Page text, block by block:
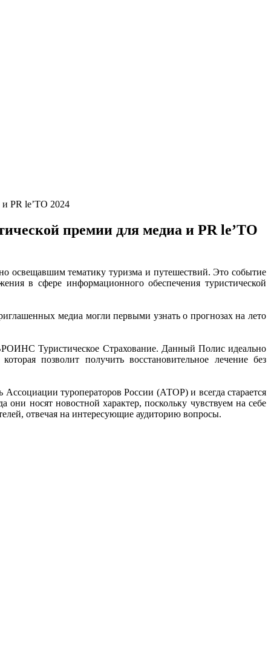
PR le’TO 2024
премии для медиа и PR le’TO
тематику туризма и путешествий. Это событие
в сфере информационного обеспечения туристической
медиа могли первыми узнать о прогнозах на лето
Туристическое Страхование. Данный Полис идеально
позволит получить восстановительное лечение без
туроператоров России (АТОР) и всегда старается
носят новостной характер, поскольку чувствуем на себе
отвечая на интересующие аудиторию вопросы.